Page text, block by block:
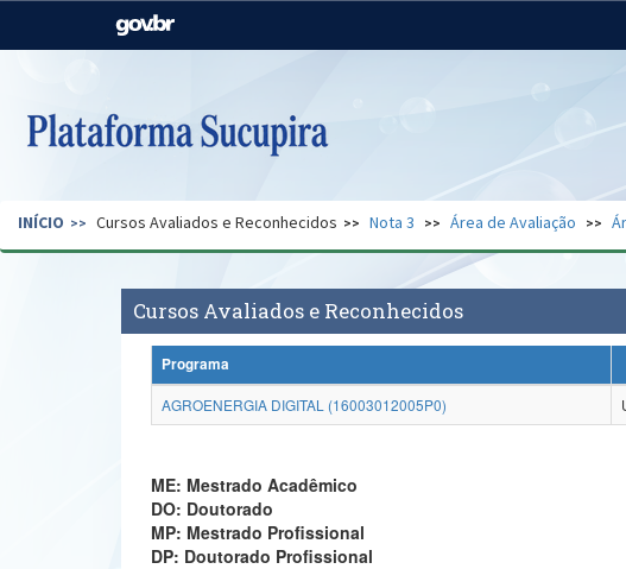
Casa Civil
Pecuária e Abastecimento
Secretaria de Governo Gabinete de Segurança
INÍCIO Cursos Avaliados e Reconhecidos Nota 3 Área de Avaliação
Cursos Avaliados e Reconhecidos
Programa
AGROENERGIA DIGITAL (16003012005P0)
ME: Mestrado Acadêmico
DO: Doutorado
MP: Mestrado Profissional
DP: Doutorado Profissional